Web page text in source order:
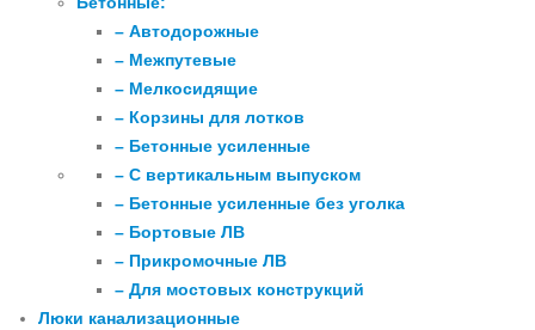
– Автодорожные
– Межпутевые
– Мелкосидящие
– Корзины для лотков
– Бетонные усиленные
– С вертикальным выпуском
– Бетонные усиленные без уголка
– Бортовые ЛВ
– Прикромочные ЛВ
– Для мостовых конструкций
Люки канализационные